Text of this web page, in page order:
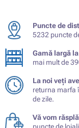
Puncte de
5232 puncte
Gamă largă
mai mult de
La noi veți
returna marfa
de zile.
Vă vom
puncte de